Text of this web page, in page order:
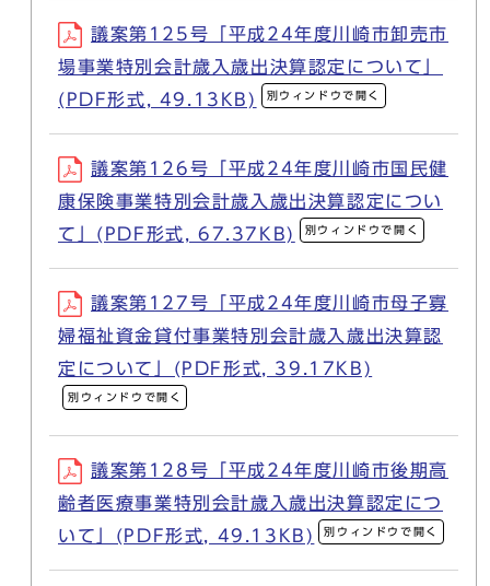
議案第125号「平成24年度川崎市卸売市
場事業特別会計歳入歳出決算認定について」
(PDF形式, 49.13KB)
別ウィンドウで開く
議案第126号「平成24年度川崎市国民健
康保険事業特別会計歳入歳出決算認定につい
て」(PDF形式, 67.37KB)
別ウィンドウで開く
議案第127号「平成24年度川崎市母子寡
婦福祉資金貸付事業特別会計歳入歳出決算認
定について」(PDF形式, 39.17KB)
別ウィンドウで開く
議案第128号「平成24年度川崎市後期高
齢者医療事業特別会計歳入歳出決算認定につ
いて」(PDF形式, 49.13KB)
別ウィンドウで開く